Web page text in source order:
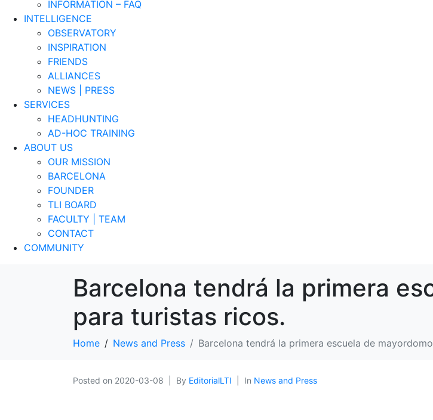
INFORMATION – FAQ
INTELLIGENCE
OBSERVATORY
INSPIRATION
FRIENDS
ALLIANCES
NEWS | PRESS
SERVICES
HEADHUNTING
AD-HOC TRAINING
ABOUT US
OUR MISSION
BARCELONA
FOUNDER
TLI BOARD
FACULTY | TEAM
CONTACT
COMMUNITY
Barcelona tendrá la primera
para turistas ricos.
Home News and Press Barcelona tendrá la primera escuela de
Posted on 2020-03-08 By EditorialLTI In News and Press